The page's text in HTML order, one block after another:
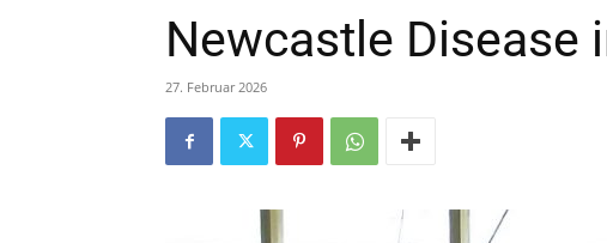
Newcastle Disease
27. Februar 2026